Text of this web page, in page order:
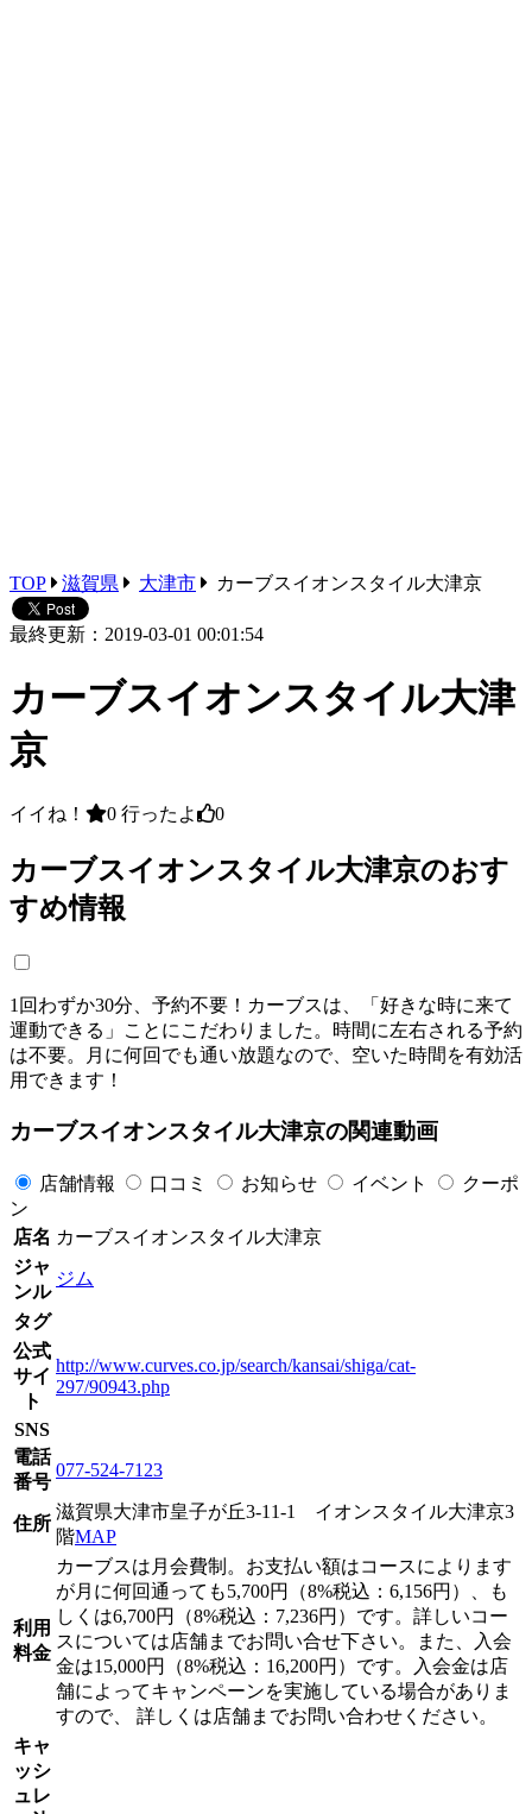
TOP 滋賀県 大津市 カーブスイオンスタイル大津京
最終更新：2019-03-01 00:01:54
カーブスイオンスタイル大津
京
イイね！ 0 行ったよ 0
カーブスイオンスタイル大津京のおす
すめ情報
1回わずか30分、予約不要！カーブスは、「好きな時に来て
運動できる」ことにこだわりました。時間に左右される予約
は不要。月に何回でも通い放題なので、空いた時間を有効活
用できます！
カーブスイオンスタイル大津京の関連動画
店舗情報 口コミ お知らせ イベント
クーポ
ン
店名 カーブスイオンスタイル大津京
ジャ
ンル
ジム
タグ
公式
サイ
ト
http://www.curves.co.jp/search/kansai/shiga/cat-
297/90943.php
SNS
電話
番号
077-524-7123
住所
滋賀県大津市皇子が丘3-11-1 イオンスタイル大津京3
階MAP
利用
料金
カーブスは月会費制。お支払い額はコースによります
が月に何回通っても5,700円（8%税込：6,156円）、も
しくは6,700円（8%税込：7,236円）です。詳しいコー
スについては店舗までお問い合せ下さい。また、入会
金は15,000円（8%税込：16,200円）です。入会金は店
舗によってキャンペーンを実施している場合がありま
すので、 詳しくは店舗までお問い合わせください。
キャ
ッシ
ュレ